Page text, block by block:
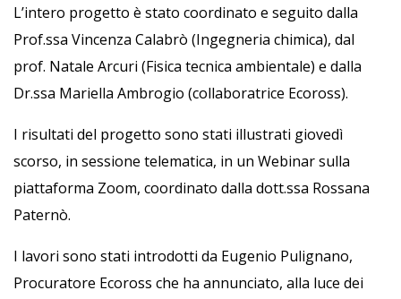
L’intero progetto è stato coordinato e seguito dalla
Prof.ssa Vincenza Calabrò (Ingegneria chimica), dal
prof. Natale Arcuri (Fisica tecnica ambientale) e dalla
Dr.ssa Mariella Ambrogio (collaboratrice Ecoross).
I risultati del progetto sono stati illustrati giovedì
scorso, in sessione telematica, in un Webinar sulla
piattaforma Zoom, coordinato dalla dott.ssa Rossana
Paternò.
I lavori sono stati introdotti da Eugenio Pulignano,
Procuratore Ecoross che ha annunciato, alla luce dei